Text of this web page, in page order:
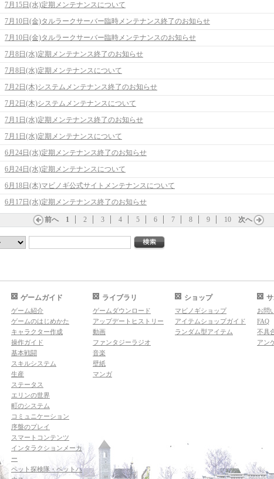
7月15日(水)定期メンテナンスについて
7月10日(金)タルラークサーバー臨時メンテナンス終了のお知らせ
7月10日(金)タルラークサーバー臨時メンテナンスのお知らせ
7月8日(水)定期メンテナンス終了のお知らせ
7月8日(水)定期メンテナンスについて
7月2日(木)システムメンテナンス終了のお知らせ
7月2日(木)システムメンテナンスについて
7月1日(水)定期メンテナンス終了のお知らせ
7月1日(水)定期メンテナンスについて
6月24日(水)定期メンテナンス終了のお知らせ
6月24日(水)定期メンテナンスについて
6月18日(木)マビノギ公式サイトメンテナンスについて
6月17日(水)定期メンテナンス終了のお知らせ
前へ 1 2 3 4 5 6 7 8 9 10 次へ
ゲームガイド
ゲーム紹介
ゲームのはじめかた
キャラクター作成
操作ガイド
基本戦闘
スキルシステム
生産
ステータス
エリンの世界
町のシステム
コミュニケーション
序盤のプレイ
スマートコンテンツ
インタラクションメーカ
ー
ペット探検隊・ペットハ
ライブラリ
ゲームダウンロード
アップデートヒストリー
動画
ファンタジーラジオ
音楽
壁紙
マンガ
ショップ
マビノギショップ
アイテムショップガイド
ランダム型アイテム
お問
FAQ
不具
アン